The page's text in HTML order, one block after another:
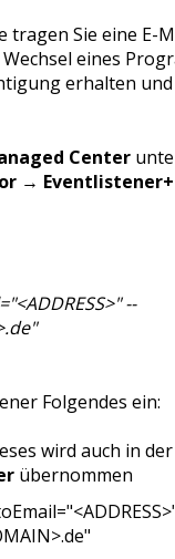
tragen Sie eine E-
eines
erhalten und
Center
→ Eventlistener+
--
Folgendes ein:
wird auch in der
übernommen